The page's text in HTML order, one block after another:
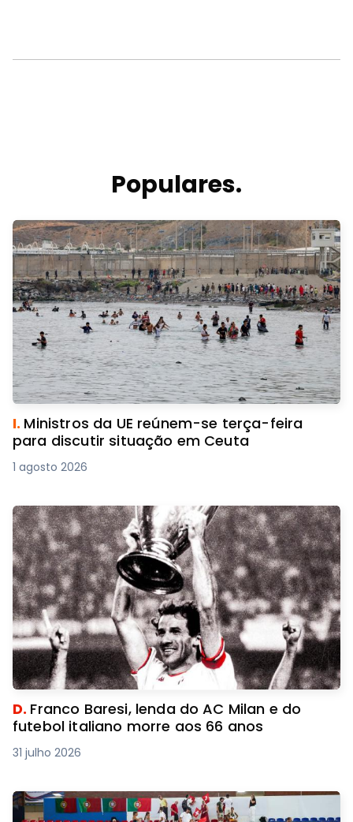
Populares.
I. Ministros da UE reúnem-se terça-feira
para discutir situação em Ceuta
1 agosto 2026
D. Franco Baresi, lenda do AC Milan e do
futebol italiano morre aos 66 anos
31 julho 2026